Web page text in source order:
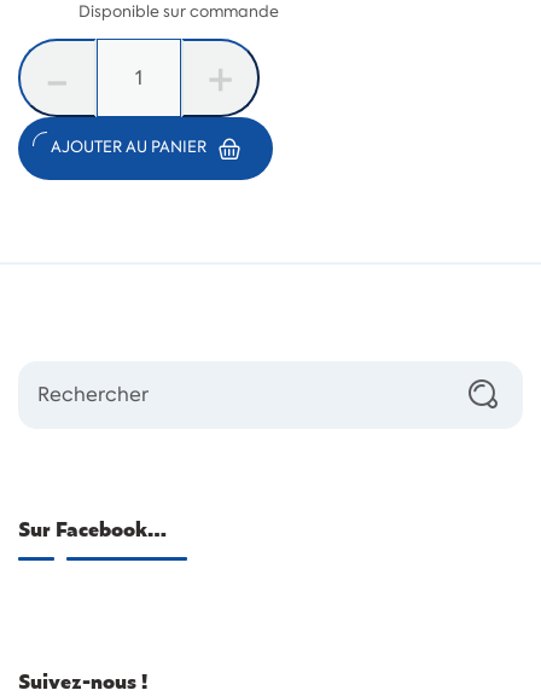
Disponible sur commande
AJOUTER AU PANIER
Sur Facebook…
Suivez-nous !